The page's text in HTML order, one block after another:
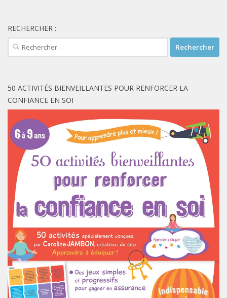
RECHERCHER :
Rechercher :
50 ACTIVITÉS BIENVEILLANTES POUR RENFORCER LA
CONFIANCE EN SOI